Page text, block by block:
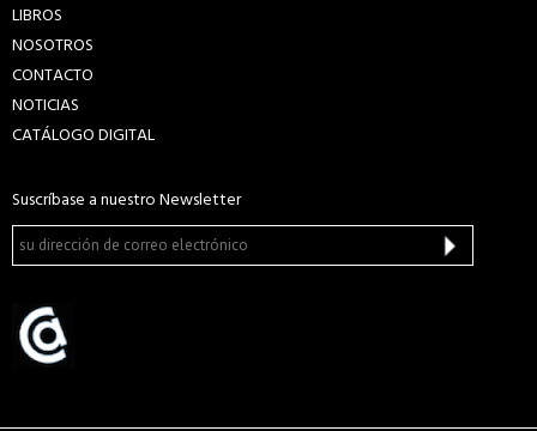
LIBROS
NOSOTROS
CONTACTO
NOTICIAS
CATÁLOGO DIGITAL
Suscríbase a nuestro Newsletter